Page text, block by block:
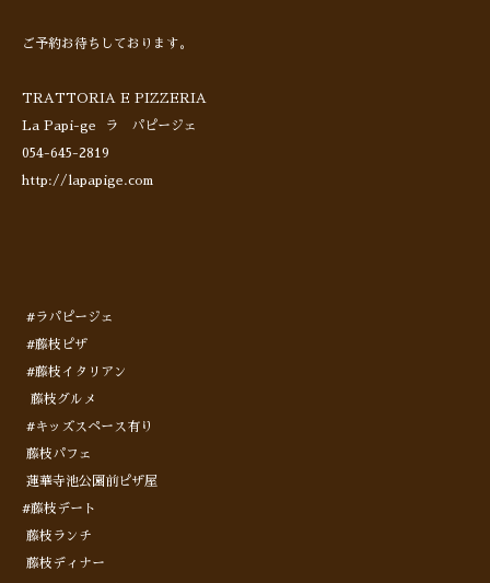
ご予約お待ちしております。
TRATTORIA E PIZZERIA
La Papi-ge ラ パピージェ
054-645-2819
http://lapapige.com
#ラパピージェ
#藤枝ピザ
#藤枝イタリアン
藤枝グルメ
#キッズスペース有り
藤枝パフェ
蓮華寺池公園前ピザ屋
#藤枝デート
藤枝ランチ
藤枝ディナー